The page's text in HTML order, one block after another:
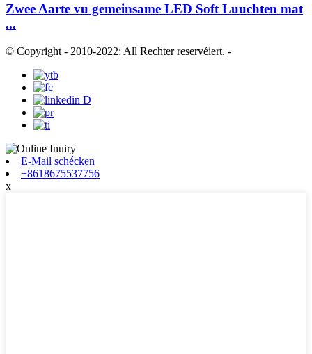
Zwee Aarte vu gemeinsame LED Soft Luuchten mat
...
© Copyright - 2010-2022: All Rechter reservéiert. -
E-Mail schécken
+8618675537756
x